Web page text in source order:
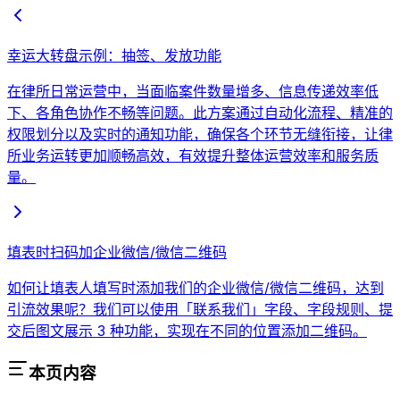
幸运大转盘示例：抽签、发放功能
在律所日常运营中，当面临案件数量增多、信息传递效率低
下、各角色协作不畅等问题。此方案通过自动化流程、精准的
权限划分以及实时的通知功能，确保各个环节无缝衔接，让律
所业务运转更加顺畅高效，有效提升整体运营效率和服务质
量。
填表时扫码加企业微信/微信二维码
如何让填表人填写时添加我们的企业微信/微信二维码，达到
引流效果呢？我们可以使用「联系我们」字段、字段规则、提
交后图文展示 3 种功能，实现在不同的位置添加二维码。
本页内容